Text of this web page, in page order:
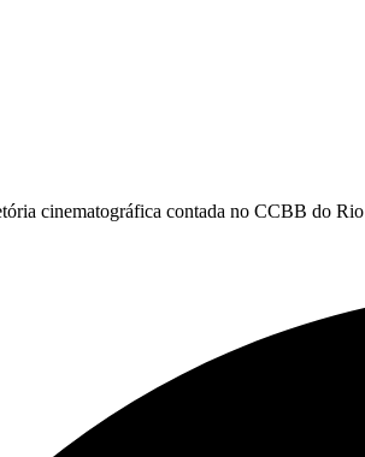
cinematográfica contada no CCBB do Rio